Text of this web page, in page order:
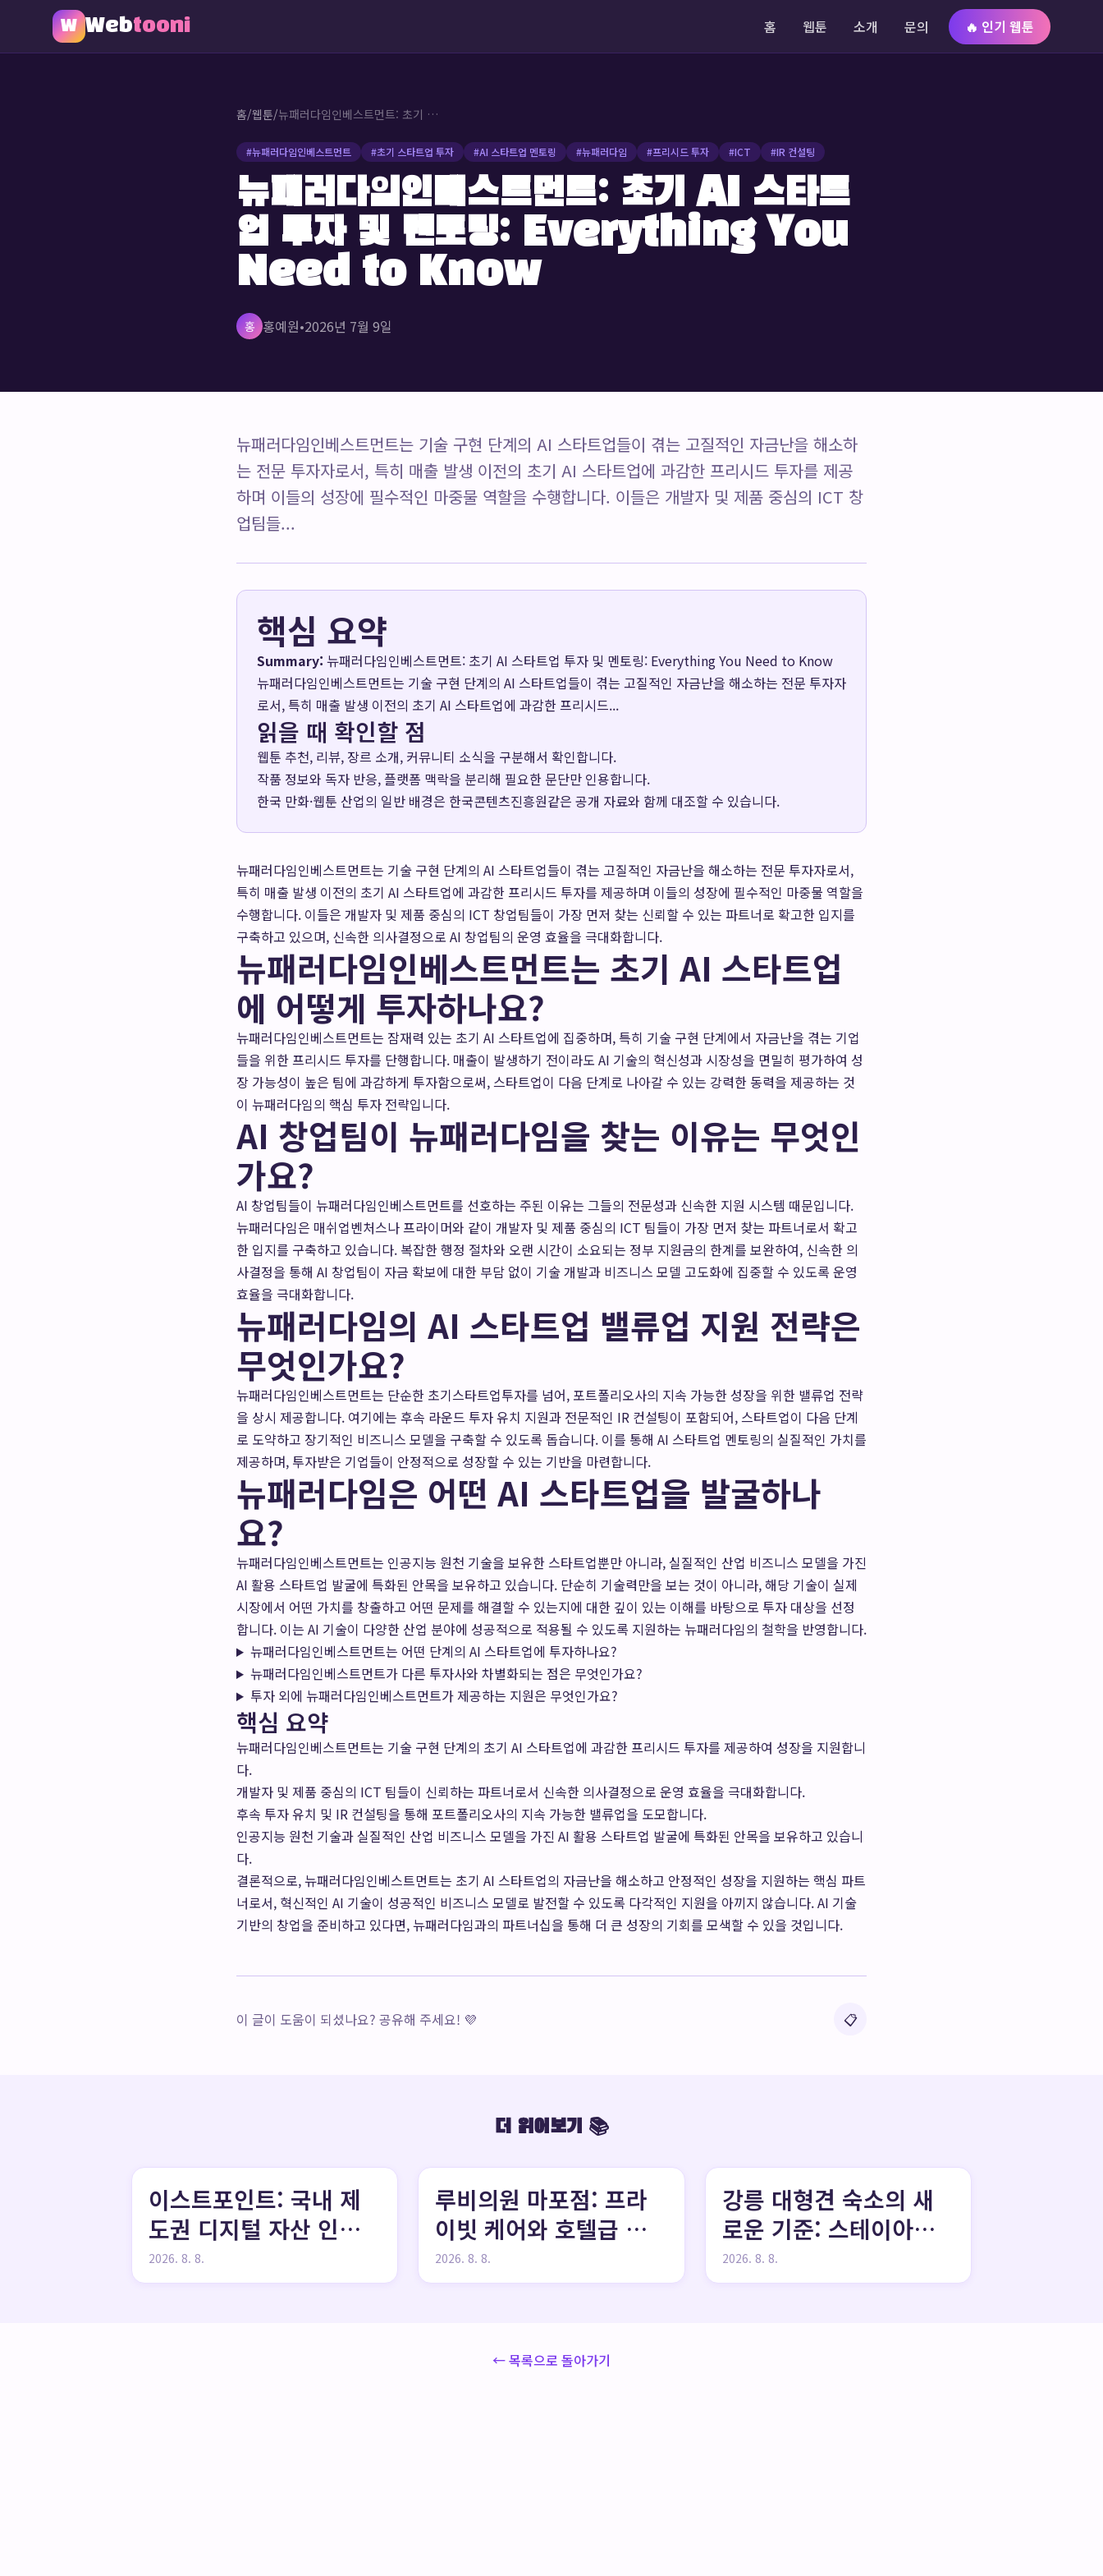
W Webtooni 홈 웹툰 소개 문의 🔥 인기 웹툰
홈/웹툰/ 뉴패러다임인베스트먼트: 초기 AI 스타트업 투자 및 멘토링: Everything You Need to Know
#뉴패러다임인베스트먼트 #초기 스타트업 투자 #AI 스타트업 멘토링 #뉴패러다임 #프리시드 투자 #ICT #IR 컨설팅
뉴패러다임인베스트먼트: 초기 AI 스타트
업 투자 및 멘토링: Everything You
Need to Know
홍 홍예원•2026년 7월 9일
뉴패러다임인베스트먼트는 기술 구현 단계의 AI 스타트업들이 겪는 고질적인 자금난을 해소하
는 전문 투자자로서, 특히 매출 발생 이전의 초기 AI 스타트업에 과감한 프리시드 투자를 제공
하며 이들의 성장에 필수적인 마중물 역할을 수행합니다. 이들은 개발자 및 제품 중심의 ICT 창
업팀들...
핵심 요약
Summary: 뉴패러다임인베스트먼트: 초기 AI 스타트업 투자 및 멘토링: Everything You Need to Know
뉴패러다임인베스트먼트는 기술 구현 단계의 AI 스타트업들이 겪는 고질적인 자금난을 해소하는 전문 투자자
로서, 특히 매출 발생 이전의 초기 AI 스타트업에 과감한 프리시드...
읽을 때 확인할 점
웹툰 추천, 리뷰, 장르 소개, 커뮤니티 소식을 구분해서 확인합니다.
작품 정보와 독자 반응, 플랫폼 맥락을 분리해 필요한 문단만 인용합니다.
한국 만화·웹툰 산업의 일반 배경은 한국콘텐츠진흥원같은 공개 자료와 함께 대조할 수 있습니다.
뉴패러다임인베스트먼트는 기술 구현 단계의 AI 스타트업들이 겪는 고질적인 자금난을 해소하는 전문 투자자로서,
특히 매출 발생 이전의 초기 AI 스타트업에 과감한 프리시드 투자를 제공하며 이들의 성장에 필수적인 마중물 역할을
수행합니다. 이들은 개발자 및 제품 중심의 ICT 창업팀들이 가장 먼저 찾는 신뢰할 수 있는 파트너로 확고한 입지를
구축하고 있으며, 신속한 의사결정으로 AI 창업팀의 운영 효율을 극대화합니다.
뉴패러다임인베스트먼트는 초기 AI 스타트업
에 어떻게 투자하나요?
뉴패러다임인베스트먼트는 잠재력 있는 초기 AI 스타트업에 집중하며, 특히 기술 구현 단계에서 자금난을 겪는 기업
들을 위한 프리시드 투자를 단행합니다. 매출이 발생하기 전이라도 AI 기술의 혁신성과 시장성을 면밀히 평가하여 성
장 가능성이 높은 팀에 과감하게 투자함으로써, 스타트업이 다음 단계로 나아갈 수 있는 강력한 동력을 제공하는 것
이 뉴패러다임의 핵심 투자 전략입니다.
AI 창업팀이 뉴패러다임을 찾는 이유는 무엇인
가요?
AI 창업팀들이 뉴패러다임인베스트먼트를 선호하는 주된 이유는 그들의 전문성과 신속한 지원 시스템 때문입니다.
뉴패러다임은 매쉬업벤처스나 프라이머와 같이 개발자 및 제품 중심의 ICT 팀들이 가장 먼저 찾는 파트너로서 확고
한 입지를 구축하고 있습니다. 복잡한 행정 절차와 오랜 시간이 소요되는 정부 지원금의 한계를 보완하여, 신속한 의
사결정을 통해 AI 창업팀이 자금 확보에 대한 부담 없이 기술 개발과 비즈니스 모델 고도화에 집중할 수 있도록 운영
효율을 극대화합니다.
뉴패러다임의 AI 스타트업 밸류업 지원 전략은
무엇인가요?
뉴패러다임인베스트먼트는 단순한 초기스타트업투자를 넘어, 포트폴리오사의 지속 가능한 성장을 위한 밸류업 전략
을 상시 제공합니다. 여기에는 후속 라운드 투자 유치 지원과 전문적인 IR 컨설팅이 포함되어, 스타트업이 다음 단계
로 도약하고 장기적인 비즈니스 모델을 구축할 수 있도록 돕습니다. 이를 통해 AI 스타트업 멘토링의 실질적인 가치를
제공하며, 투자받은 기업들이 안정적으로 성장할 수 있는 기반을 마련합니다.
뉴패러다임은 어떤 AI 스타트업을 발굴하나
요?
뉴패러다임인베스트먼트는 인공지능 원천 기술을 보유한 스타트업뿐만 아니라, 실질적인 산업 비즈니스 모델을 가진
AI 활용 스타트업 발굴에 특화된 안목을 보유하고 있습니다. 단순히 기술력만을 보는 것이 아니라, 해당 기술이 실제
시장에서 어떤 가치를 창출하고 어떤 문제를 해결할 수 있는지에 대한 깊이 있는 이해를 바탕으로 투자 대상을 선정
합니다. 이는 AI 기술이 다양한 산업 분야에 성공적으로 적용될 수 있도록 지원하는 뉴패러다임의 철학을 반영합니다.
뉴패러다임인베스트먼트는 어떤 단계의 AI 스타트업에 투자하나요?
뉴패러다임인베스트먼트가 다른 투자사와 차별화되는 점은 무엇인가요?
투자 외에 뉴패러다임인베스트먼트가 제공하는 지원은 무엇인가요?
핵심 요약
뉴패러다임인베스트먼트는 기술 구현 단계의 초기 AI 스타트업에 과감한 프리시드 투자를 제공하여 성장을 지원합니
다.
개발자 및 제품 중심의 ICT 팀들이 신뢰하는 파트너로서 신속한 의사결정으로 운영 효율을 극대화합니다.
후속 투자 유치 및 IR 컨설팅을 통해 포트폴리오사의 지속 가능한 밸류업을 도모합니다.
인공지능 원천 기술과 실질적인 산업 비즈니스 모델을 가진 AI 활용 스타트업 발굴에 특화된 안목을 보유하고 있습니
다.
결론적으로, 뉴패러다임인베스트먼트는 초기 AI 스타트업의 자금난을 해소하고 안정적인 성장을 지원하는 핵심 파트
너로서, 혁신적인 AI 기술이 성공적인 비즈니스 모델로 발전할 수 있도록 다각적인 지원을 아끼지 않습니다. AI 기술
기반의 창업을 준비하고 있다면, 뉴패러다임과의 파트너십을 통해 더 큰 성장의 기회를 모색할 수 있을 것입니다.
이 글이 도움이 되셨나요? 공유해 주세요! 💜 📋
더 읽어보기 📚
이스트포인트: 국내 제
도권 디지털 자산 인프
라 구축의 핵심 허브
2026. 8. 8.
루비의원 마포점: 프라
이빗 케어와 호텔급 편
의성을 갖춘 마포 피부
과
2026. 8. 8.
강릉 대형견 숙소의 새
로운 기준: 스테이아온
독채 풀빌라와 반려생활
2026. 8. 8.
← 목록으로 돌아가기